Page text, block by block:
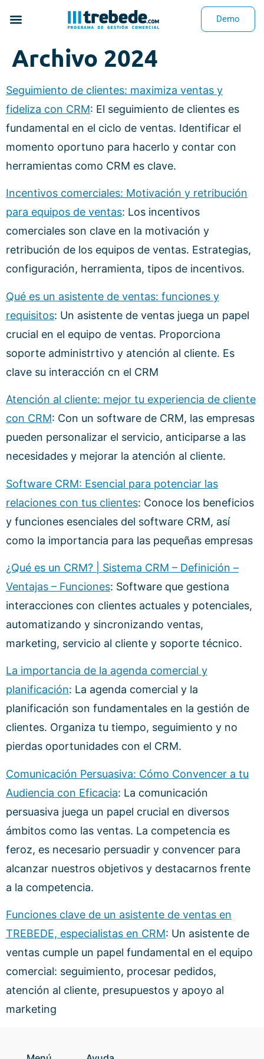
Demo
Archivo 2024
Seguimiento de clientes: maximiza ventas y
fideliza con CRM: El seguimiento de clientes es
fundamental en el ciclo de ventas. Identificar el
momento oportuno para hacerlo y contar con
herramientas como CRM es clave.
Incentivos comerciales: Motivación y retribución
para equipos de ventas: Los incentivos
comerciales son clave en la motivación y
retribución de los equipos de ventas. Estrategias,
configuración, herramienta, tipos de incentivos.
Qué es un asistente de ventas: funciones y
requisitos: Un asistente de ventas juega un papel
crucial en el equipo de ventas. Proporciona
soporte administrtivo y atención al cliente. Es
clave su interacción cn el CRM
Atención al cliente: mejor tu experiencia de cliente
con CRM: Con un software de CRM, las empresas
pueden personalizar el servicio, anticiparse a las
necesidades y mejorar la atención al cliente.
Software CRM: Esencial para potenciar las
relaciones con tus clientes: Conoce los beneficios
y funciones esenciales del software CRM, así
como la importancia para las pequeñas empresas
¿Qué es un CRM? | Sistema CRM – Definición –
Ventajas – Funciones: Software que gestiona
interacciones con clientes actuales y potenciales,
automatizando y sincronizando ventas,
marketing, servicio al cliente y soporte técnico.
La importancia de la agenda comercial y
planificación: La agenda comercial y la
planificación son fundamentales en la gestión de
clientes. Organiza tu tiempo, seguimiento y no
pierdas oportunidades con el CRM.
Comunicación Persuasiva: Cómo Convencer a tu
Audiencia con Eficacia: La comunicación
persuasiva juega un papel crucial en diversos
ámbitos como las ventas. La competencia es
feroz, es necesario persuadir y convencer para
alcanzar nuestros objetivos y destacarnos frente
a la competencia.
Funciones clave de un asistente de ventas en
TREBEDE, especialistas en CRM: Un asistente de
ventas cumple un papel fundamental en el equipo
comercial: seguimiento, procesar pedidos,
atención al cliente, presupuestos y apoyo al
marketing